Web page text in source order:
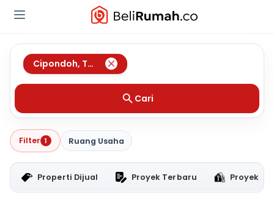
Cipondoh, Tangerang
Cari
Filter 1 Ruang Usaha
Properti Dijual Proyek Terbaru Proyek